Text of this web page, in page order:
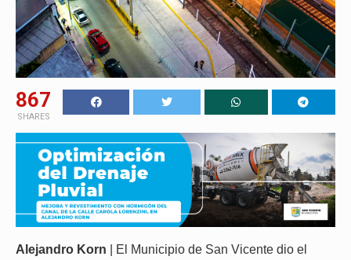
867
SHARES
Alejandro Korn | El Municipio de San Vicente dio el